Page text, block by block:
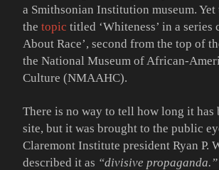
a Smithsonian Institution museum.
the topic titled ‘Whiteness’ in a series
About Race’, second from the top of
the National Museum of African-
Culture (NMAAHC).
There is no way to tell how long it has
site, but it was brought to the public
Claremont Institute president Ryan P.
described it as “divisive propaganda.”